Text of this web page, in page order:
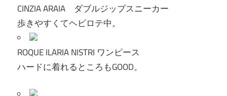
CINZIA ARAIA ダブルジップスニーカー
歩きやすくてヘビロテ中。
ROQUE ILARIA NISTRI ワンピース
ハードに着れるところもGOOD。